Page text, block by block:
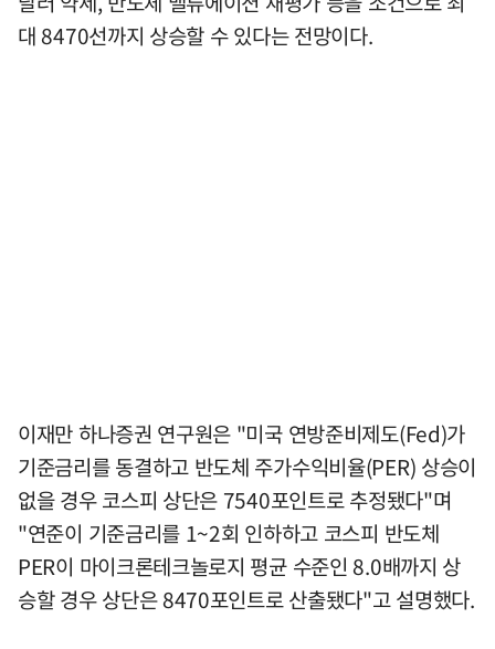
대 8470선까지 상승할 수 있다는 전망이다.
이재만 하나증권 연구원은 "미국 연방준비제도(Fed)가
기준금리를 동결하고 반도체 주가수익비율(PER) 상승이
없을 경우 코스피 상단은 7540포인트로 추정됐다"며
"연준이 기준금리를 1~2회 인하하고 코스피 반도체
PER이 마이크론테크놀로지 평균 수준인 8.0배까지 상
승할 경우 상단은 8470포인트로 산출됐다"고 설명했다.